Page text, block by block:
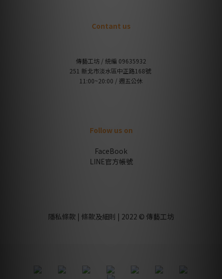
Contant us
傳藝工坊 / 統編 09635932
251 新北市淡水區中正路168號
11:00~20:00 / 週五公休
Follow us on
FaceBook
LINE官方帳號
隱私條款 | 條款及細則 | 2022 © 傳藝工坊